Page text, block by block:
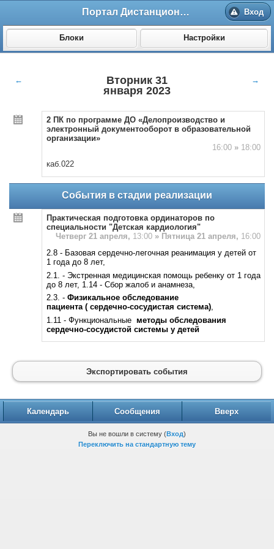
Портал Дистанционного обучения ВолгГМУ Вход
Блоки Настройки
←
Вторник 31
января 2023
→
2 ПК по программе ДО «Делопроизводство и
электронный документооборот в образовательной
организации»
16:00 »18:00
каб.022
События в стадии реализации
Практическая подготовка ординаторов по
специальности "Детская кардиология"
Четверг 21 апреля, 13:00 » Пятница 21 апреля, 16:00
2.8 - Базовая сердечно-легочная реанимация у детей от
1 года до 8 лет,
2.1. - Экстренная медицинская помощь ребенку от 1 года
до 8 лет, 1.14 - Сбор жалоб и анамнеза,
2.3. - Физикальное обследование
пациента ( сердечно-сосудистая система),
1.11 - Функциональные методы обследования
сердечно-сосудистой системы у детей
Экспортировать события
Календарь Сообщения Вверх
Вы не вошли в систему (Вход)
Переключить на стандартную тему